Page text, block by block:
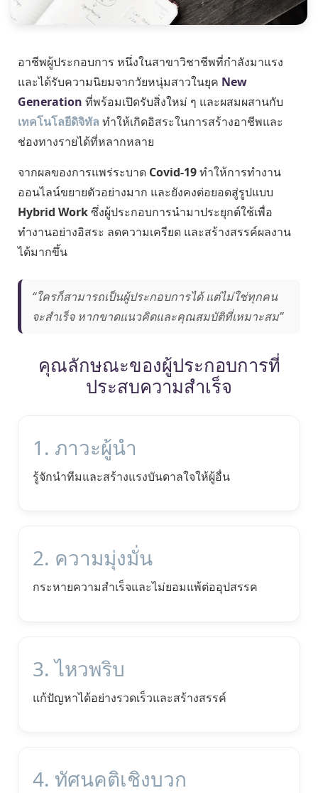
อาชีพผู้ประกอบการ หนึ่งในสาขาวิชาชีพที่กำลังมาแรง
และได้รับความนิยมจากวัยหนุ่มสาวในยุค New
Generation ที่พร้อมเปิดรับสิ่งใหม่ ๆ และผสมผสานกับ
เทคโนโลยีดิจิทัล ทำให้เกิดอิสระในการสร้างอาชีพและ
ช่องทางรายได้ที่หลากหลาย
จากผลของการแพร่ระบาด Covid-19ทำให้การทำงาน
ออนไลน์ขยายตัวอย่างมาก และยังคงต่อยอดสู่รูปแบบ
Hybrid Workซึ่งผู้ประกอบการนำมาประยุกต์ใช้เพื่อ
ทำงานอย่างอิสระ ลดความเครียด และสร้างสรรค์ผลงาน
ได้มากขึ้น
“ใครก็สามารถเป็นผู้ประกอบการได้ แต่ไม่ใช่ทุกคน
จะสำเร็จ หากขาดแนวคิดและคุณสมบัติที่เหมาะสม”
คุณลักษณะของผู้ประกอบการที่
ประสบความสำเร็จ
1. ภาวะผู้นำ
รู้จักนำทีมและสร้างแรงบันดาลใจให้ผู้อื่น
2. ความมุ่งมั่น
กระหายความสำเร็จและไม่ยอมแพ้ต่ออุปสรรค
3. ไหวพริบ
แก้ปัญหาได้อย่างรวดเร็วและสร้างสรรค์
4. ทัศนคติเชิงบวก